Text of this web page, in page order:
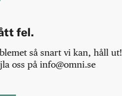
fel.
så snart vi kan, håll ut!
oss på info@omni.se